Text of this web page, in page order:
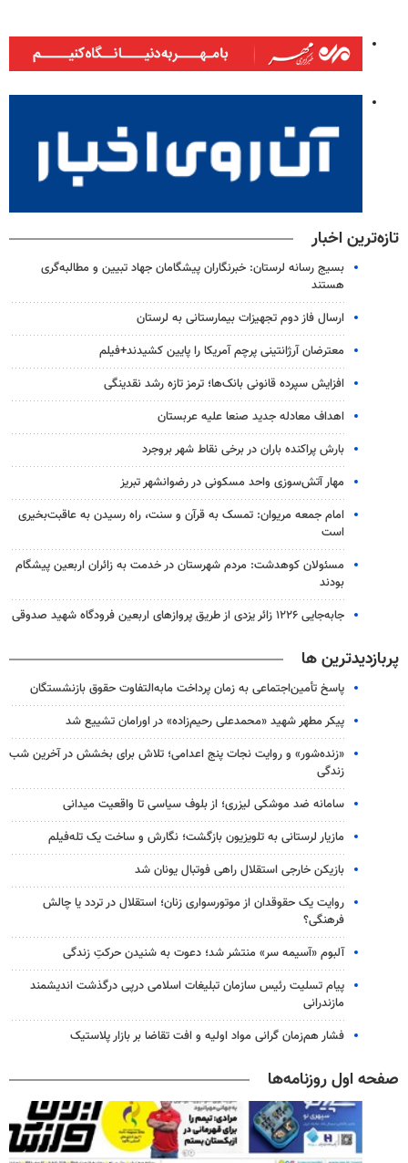
تازه‌ترین اخبار
بسیج رسانه لرستان: خبرنگاران پیشگامان جهاد تبیین و مطالبه‌گری
هستند
ارسال فاز دوم تجهیزات بیمارستانی به لرستان
معترضان آرژانتینی پرچم آمریکا را پایین کشیدند+فیلم
افزایش سپرده قانونی بانک‌ها؛ ترمز تازه رشد نقدینگی
اهداف معادله جدید صنعا علیه عربستان
بارش پراکنده باران در برخی نقاط شهر بروجرد
مهار آتش‌سوزی واحد مسکونی در رضوانشهر تبریز
امام جمعه مریوان: تمسک به قرآن و سنت، راه رسیدن به عاقبت‌بخیری
است
مسئولان کوهدشت: مردم شهرستان در خدمت به زائران اربعین پیشگام
بودند
جابه‌جایی ۱۲۲۶ زائر یزدی از طریق پروازهای اربعین فرودگاه شهید صدوقی
پربازدیدترین ها
پاسخ تأمین‌اجتماعی به زمان پرداخت مابه‌التفاوت حقوق بازنشستگان
پیکر مطهر شهید «محمدعلی رحیم‌زاده» در اورامان تشییع شد
«زنده‌شور» و روایت نجات پنج اعدامی؛ تلاش برای بخشش در آخرین شب
زندگی
سامانه ضد موشکی لیزری؛ از بلوف سیاسی تا واقعیت میدانی
مازیار لرستانی به تلویزیون بازگشت؛ نگارش و ساخت یک تله‌فیلم
بازیکن خارجی استقلال راهی فوتبال یونان شد
روایت یک حقوقدان از موتورسواری زنان؛ استقلال در تردد یا چالش
فرهنگی؟
آلبوم «آسیمه سر» منتشر شد؛ دعوت به شنیدن حرکتِ زندگی
پیام تسلیت رئیس سازمان تبلیغات اسلامی درپی درگذشت اندیشمند
مازندرانی
فشار هم‌زمان گرانی مواد اولیه و افت تقاضا بر بازار پلاستیک
صفحه اول روزنامه‌ها